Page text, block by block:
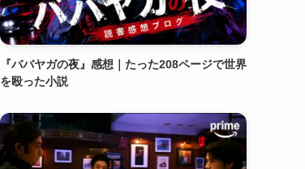
『ババヤガの夜』感想｜たった208ページで世界
を殴った小説